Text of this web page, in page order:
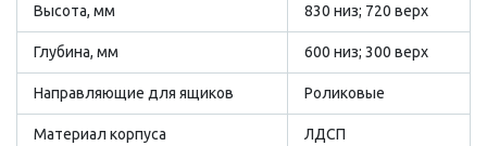
Высота, мм 830 низ; 720 верх
Глубина, мм 600 низ; 300 верх
Направляющие для ящиков Роликовые
Материал корпуса ЛДСП